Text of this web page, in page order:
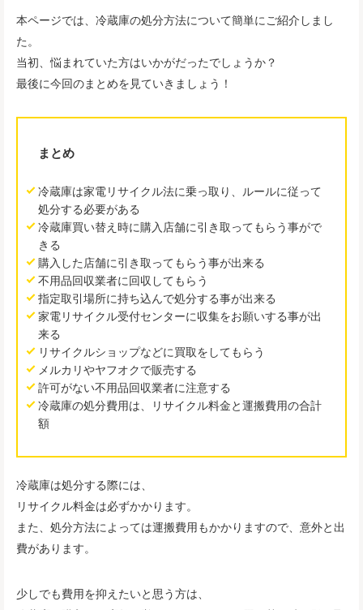
本ページでは、冷蔵庫の処分方法について簡単にご紹介しまし
た。
当初、悩まれていた方はいかがだったでしょうか？
最後に今回のまとめを見ていきましょう！
まとめ
冷蔵庫は家電リサイクル法に乗っ取り、ルールに従って
処分する必要がある
冷蔵庫買い替え時に購入店舗に引き取ってもらう事がで
きる
購入した店舗に引き取ってもらう事が出来る
不用品回収業者に回収してもらう
指定取引場所に持ち込んで処分する事が出来る
家電リサイクル受付センターに収集をお願いする事が出
来る
リサイクルショップなどに買取をしてもらう
メルカリやヤフオクで販売する
許可がない不用品回収業者に注意する
冷蔵庫の処分費用は、リサイクル料金と運搬費用の合計
額
冷蔵庫は処分する際には、
リサイクル料金は必ずかかります。
また、処分方法によっては運搬費用もかかりますので、意外と出
費があります。
少しでも費用を抑えたいと思う方は、